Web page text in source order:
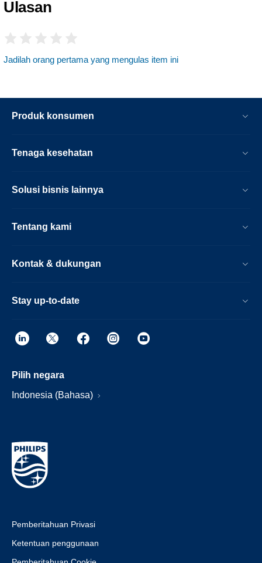
Ulasan
Jadilah orang pertama yang mengulas item ini
Produk konsumen
Tenaga kesehatan
Solusi bisnis lainnya
Tentang kami
Kontak & dukungan
Stay up-to-date
Pilih negara
Indonesia (Bahasa)
Pemberitahuan Privasi
Ketentuan penggunaan